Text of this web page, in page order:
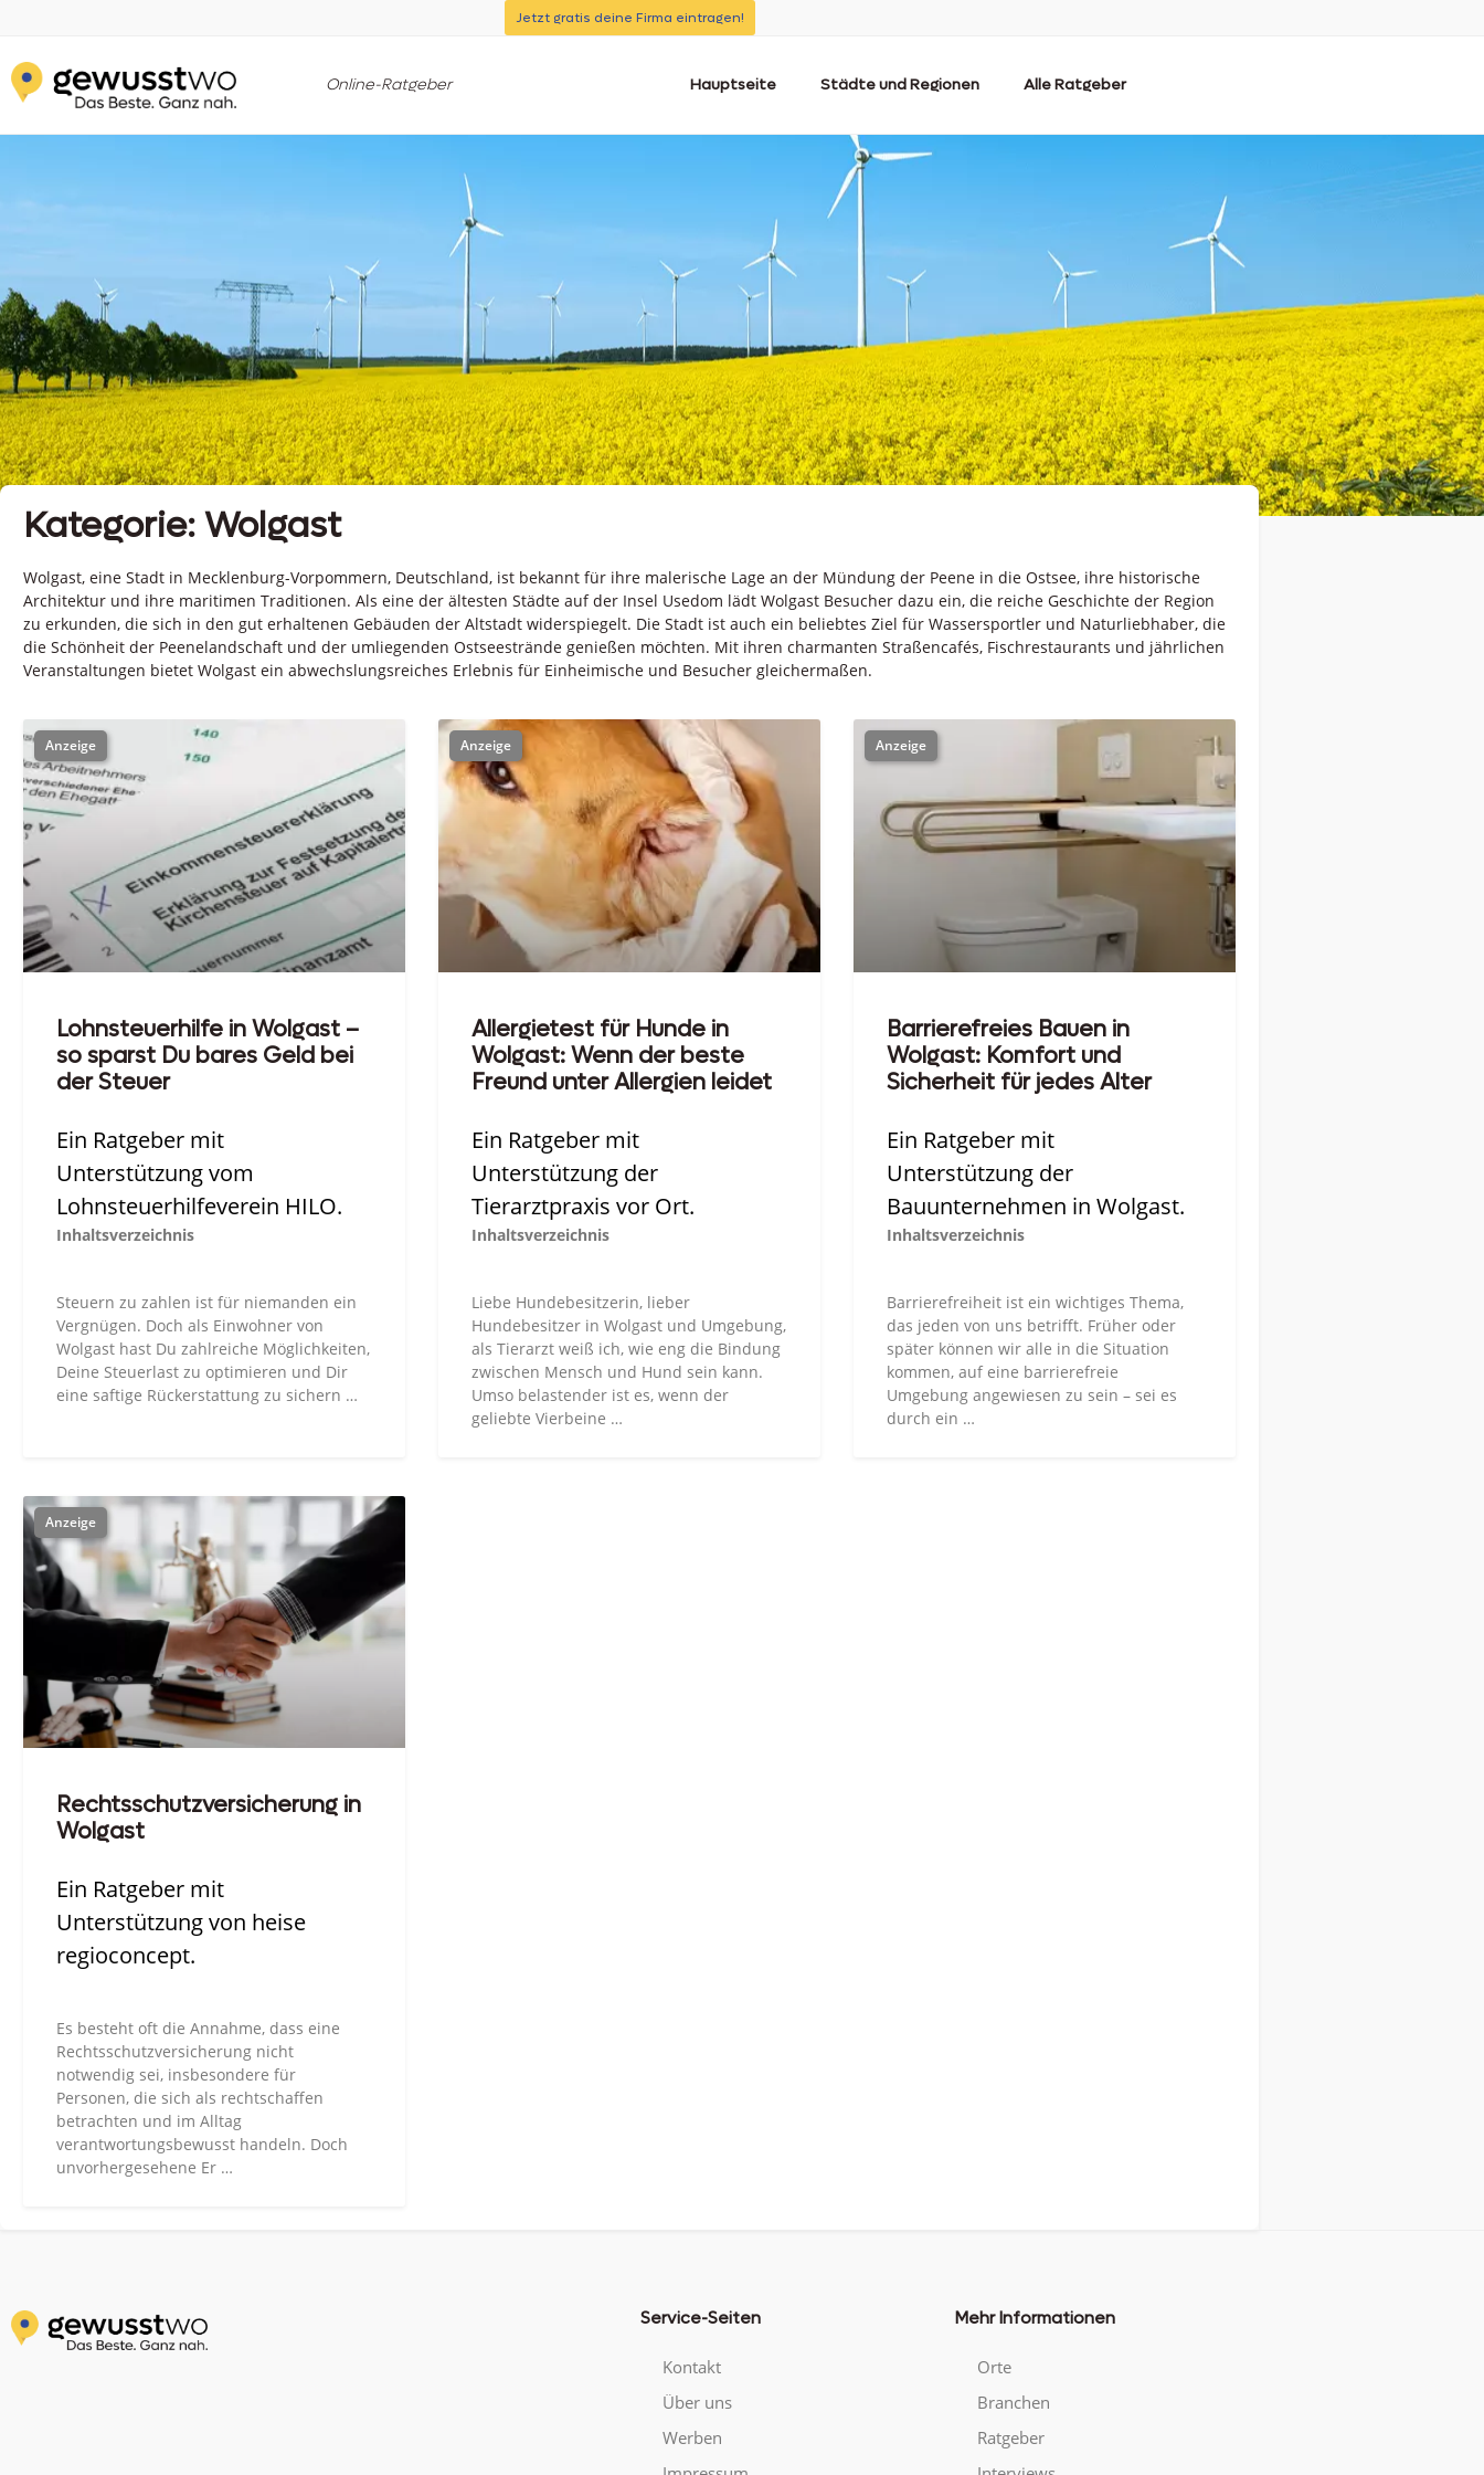
Jetzt gratis deine Firma eintragen!
Online-Ratgeber Hauptseite Städte und Regionen Alle Ratgeber
Kategorie: Wolgast
Wolgast, eine Stadt in Mecklenburg-Vorpommern, Deutschland, ist bekannt für ihre malerische Lage an der Mündung der Peene in die Ostsee, ihre historische
Architektur und ihre maritimen Traditionen. Als eine der ältesten Städte auf der Insel Usedom lädt Wolgast Besucher dazu ein, die reiche Geschichte der Region
zu erkunden, die sich in den gut erhaltenen Gebäuden der Altstadt widerspiegelt. Die Stadt ist auch ein beliebtes Ziel für Wassersportler und Naturliebhaber, die
die Schönheit der Peenelandschaft und der umliegenden Ostseestrände genießen möchten. Mit ihren charmanten Straßencafés, Fischrestaurants und jährlichen
Veranstaltungen bietet Wolgast ein abwechslungsreiches Erlebnis für Einheimische und Besucher gleichermaßen.
Lohnsteuerhilfe in Wolgast –
so sparst Du bares Geld bei
der Steuer
Ein Ratgeber mit
Unterstützung vom
Lohnsteuerhilfeverein HILO.
Inhaltsverzeichnis
Steuern zu zahlen ist für niemanden ein
Vergnügen. Doch als Einwohner von
Wolgast hast Du zahlreiche Möglichkeiten,
Deine Steuerlast zu optimieren und Dir
eine saftige Rückerstattung zu sichern …
Allergietest für Hunde in
Wolgast: Wenn der beste
Freund unter Allergien leidet
Ein Ratgeber mit
Unterstützung der
Tierarztpraxis vor Ort.
Inhaltsverzeichnis
Liebe Hundebesitzerin, lieber
Hundebesitzer in Wolgast und Umgebung,
als Tierarzt weiß ich, wie eng die Bindung
zwischen Mensch und Hund sein kann.
Umso belastender ist es, wenn der
geliebte Vierbeine …
Barrierefreies Bauen in
Wolgast: Komfort und
Sicherheit für jedes Alter
Ein Ratgeber mit
Unterstützung der
Bauunternehmen in Wolgast.
Inhaltsverzeichnis
Barrierefreiheit ist ein wichtiges Thema,
das jeden von uns betrifft. Früher oder
später können wir alle in die Situation
kommen, auf eine barrierefreie
Umgebung angewiesen zu sein – sei es
durch ein …
Rechtsschutzversicherung in
Wolgast
Ein Ratgeber mit
Unterstützung von heise
regioconcept.
Es besteht oft die Annahme, dass eine
Rechtsschutzversicherung nicht
notwendig sei, insbesondere für
Personen, die sich als rechtschaffen
betrachten und im Alltag
verantwortungsbewusst handeln. Doch
unvorhergesehene Er …
Service-Seiten
Kontakt
Über uns
Werben
Mehr Informationen
Orte
Branchen
Ratgeber